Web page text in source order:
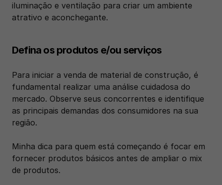
iluminação e ventilação para criar um ambiente
atrativo e aconchegante.
Defina os produtos e/ou serviços
Para iniciar a venda de material de construção, é
fundamental realizar uma análise cuidadosa do
mercado. Observe seus concorrentes e identifique
as principais demandas dos consumidores na sua
região.
Minha dica para quem está começando é focar em
fornecer produtos básicos antes de ampliar o mix
de produtos.